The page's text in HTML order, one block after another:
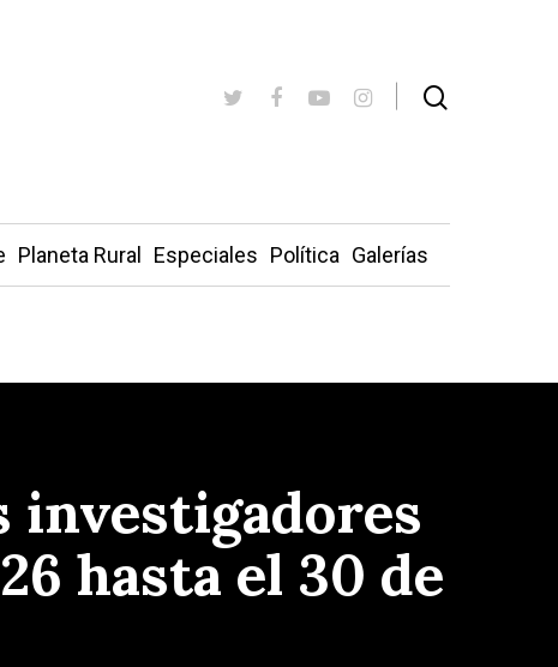
Planeta Rural Especiales Política Galerías
investigadores
hasta el 30 de